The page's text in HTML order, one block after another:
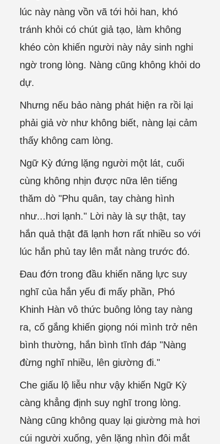
lúc này nàng vồn vã tới hỏi han, khó
tránh khỏi có chút giả tạo, làm không
khéo còn khiến người này nảy sinh nghi
ngờ trong lòng. Nàng cũng không khỏi do
dự.
Nhưng nếu bảo nàng phát hiện ra rồi lại
phải giả vờ như không biết, nàng lại cảm
thấy không cam lòng.
Ngữ Kỳ đứng lặng người một lát, cuối
cùng không nhịn được nữa lên tiếng
thăm dò "Phu quân, tay chàng hình
như...hơi lạnh." Lời này là sự thật, tay
hắn quả thật đã lạnh hơn rất nhiều so với
lúc hắn phủ tay lên mắt nàng trước đó.
Đau đớn trong đầu khiến năng lực suy
nghĩ của hắn yếu đi mấy phần, Phó
Khinh Hàn vô thức buông lỏng tay nàng
ra, cố gắng khiến giọng nói mình trở nên
bình thường, hắn bình tĩnh đáp "Nàng
đừng nghĩ nhiều, lên giường đi."
Che giấu lộ liễu như vậy khiến Ngữ Kỳ
càng khẳng định suy nghĩ trong lòng.
Nàng cũng không quay lại giường mà hơi
cúi người xuống, yên lặng nhìn đôi mắt